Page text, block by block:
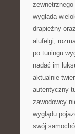
wygląda
drapieżny
alufelgi,
po tuningu
nadać im
aktualnie
autentyczny
zawodowcy
wyglądu
swój